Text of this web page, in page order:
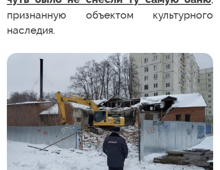
признанную объектом культурного
наследия.